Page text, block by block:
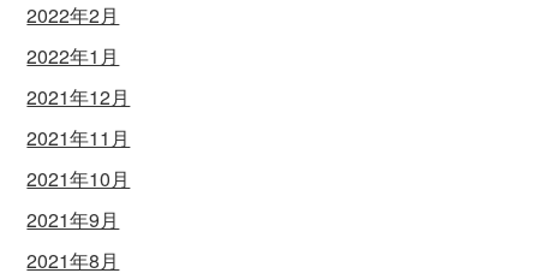
2022年2月
2022年1月
2021年12月
2021年11月
2021年10月
2021年9月
2021年8月